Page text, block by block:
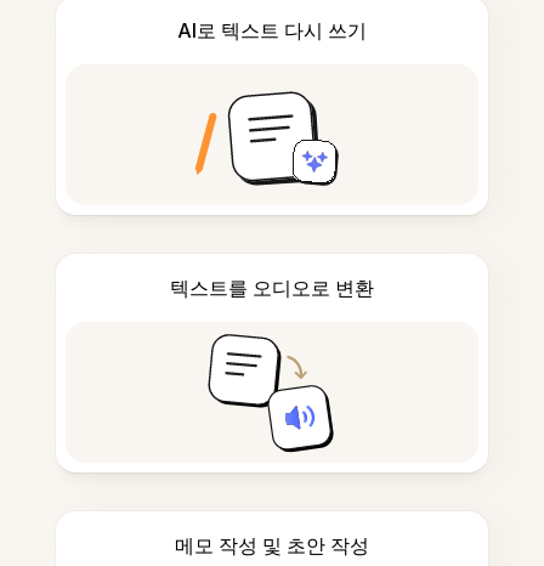
AI로 텍스트 다시 쓰기
텍스트를 오디오로 변환
메모 작성 및 초안 작성